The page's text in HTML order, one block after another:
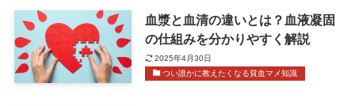
血漿と血清の違いとは？血液凝固
の仕組みを分かりやすく解説
2025年4月30日
つい誰かに教えたくなる貧血マメ知識